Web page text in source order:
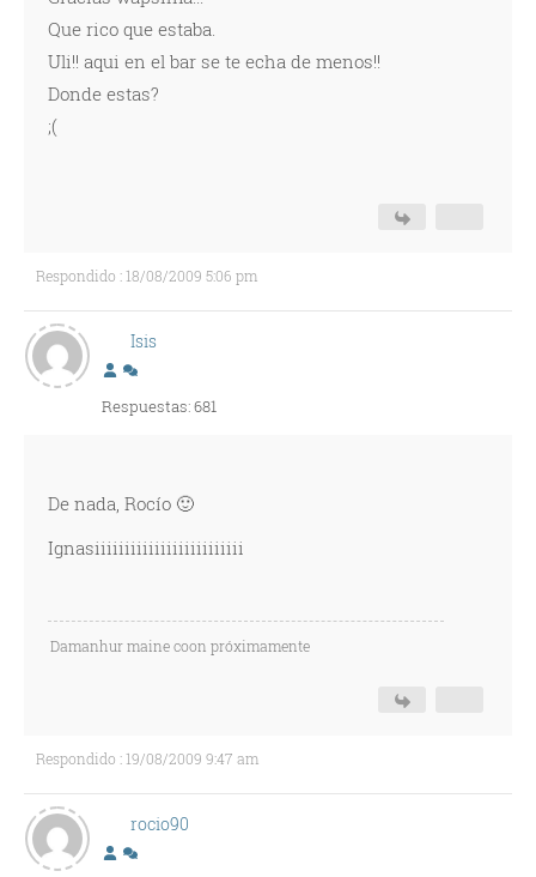
Que rico que estaba.
Uli!! aqui en el bar se te echa de menos!!
Donde estas?
;(
Respondido : 18/08/2009 5:06 pm
Isis
Respuestas: 681
De nada, Rocío 🙂
Ignasiiiiiiiiiiiiiiiiiiiiiiiii
Damanhur maine coon próximamente
Respondido : 19/08/2009 9:47 am
rocio90